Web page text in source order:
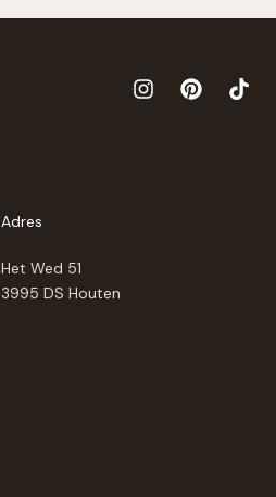
Adres
Het Wed 51
3995 DS Houten